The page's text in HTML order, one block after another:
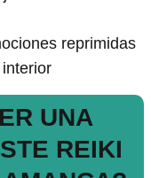
reprimidas
UNA
REIKI